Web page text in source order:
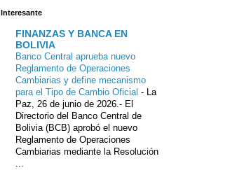
Interesante
FINANZAS Y BANCA EN
BOLIVIA
Banco Central aprueba nuevo
Reglamento de Operaciones
Cambiarias y define mecanismo
para el Tipo de Cambio Oficial - La
Paz, 26 de junio de 2026.- El
Directorio del Banco Central de
Bolivia (BCB) aprobó el nuevo
Reglamento de Operaciones
Cambiarias mediante la Resolución
...